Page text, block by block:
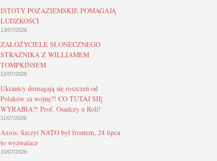
ISTOTY POZAZIEMSKIE POMAGAJĄ
LUDZKOŚCI
13/07/2026
ZAŁOŻYCIELE SŁONECZNEGO
STRAŻNIKA Z WILLIAMEM
TOMPKINSEM
12/07/2026
Ukraińcy domagają się roszczeń od
Polaków za wojnę?! CO TUTAJ SIĘ
WYRABIA?! Prof. Osadczy u Roli!
11/07/2026
Axios: Szczyt NATO był frontem, 24 lipca
to wyzwalacz
10/07/2026